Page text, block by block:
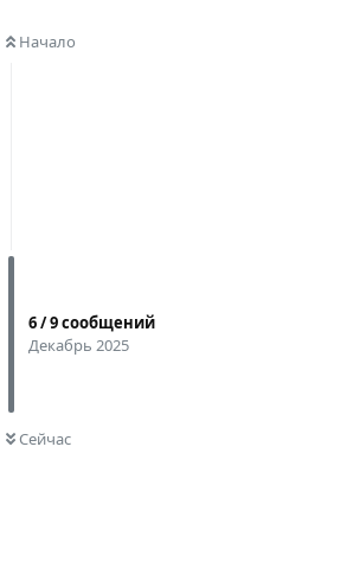
Начало
6/9сообщений
Декабрь 2025
Сейчас